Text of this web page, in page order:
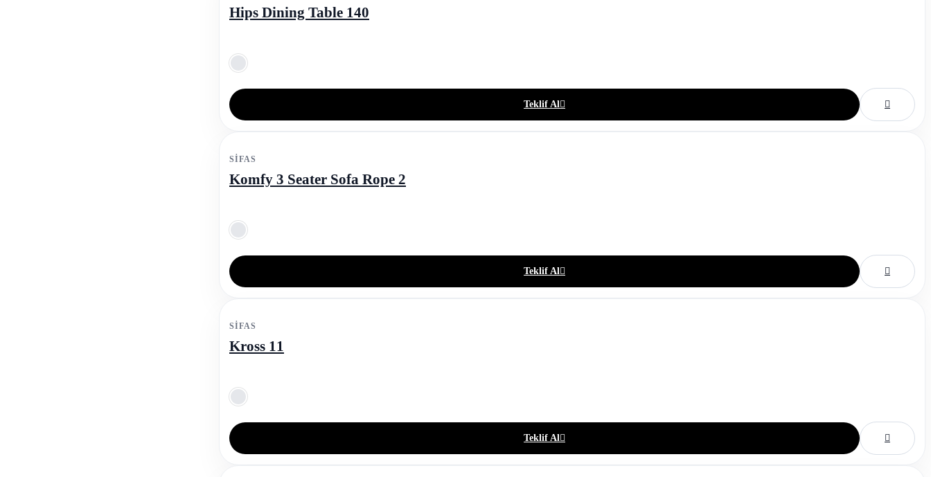
Hips Dining Table 140
Teklif Al
SIFAS
Komfy 3 Seater Sofa Rope 2
Teklif Al
SIFAS
Kross 11
Teklif Al